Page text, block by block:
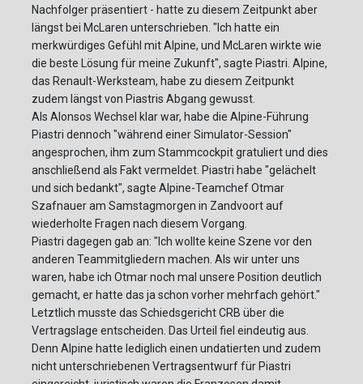
Nachfolger präsentiert - hatte zu diesem Zeitpunkt aber
längst bei McLaren unterschrieben. "Ich hatte ein
merkwürdiges Gefühl mit Alpine, und McLaren wirkte wie
die beste Lösung für meine Zukunft", sagte Piastri. Alpine,
das Renault-Werksteam, habe zu diesem Zeitpunkt
zudem längst von Piastris Abgang gewusst.
Als Alonsos Wechsel klar war, habe die Alpine-Führung
Piastri dennoch "während einer Simulator-Session"
angesprochen, ihm zum Stammcockpit gratuliert und dies
anschließend als Fakt vermeldet. Piastri habe "gelächelt
und sich bedankt", sagte Alpine-Teamchef Otmar
Szafnauer am Samstagmorgen in Zandvoort auf
wiederholte Fragen nach diesem Vorgang.
Piastri dagegen gab an: "Ich wollte keine Szene vor den
anderen Teammitgliedern machen. Als wir unter uns
waren, habe ich Otmar noch mal unsere Position deutlich
gemacht, er hatte das ja schon vorher mehrfach gehört."
Letztlich musste das Schiedsgericht CRB über die
Vertragslage entscheiden. Das Urteil fiel eindeutig aus.
Denn Alpine hatte lediglich einen undatierten und zudem
nicht unterschriebenen Vertragsentwurf für Piastri